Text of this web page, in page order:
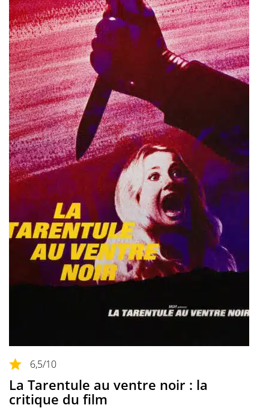
6,5/10
La Tarentule au ventre noir : la
critique du film